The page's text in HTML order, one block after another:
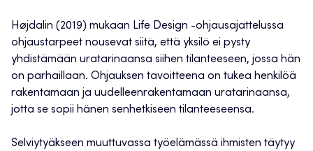
Højdalin (2019) mukaan Life Design -ohjausajattelussa
ohjaustarpeet nousevat siitä, että yksilö ei pysty
yhdistämään uratarinaansa siihen tilanteeseen, jossa hän
on parhaillaan. Ohjauksen tavoitteena on tukea henkilöä
rakentamaan ja uudelleenrakentamaan uratarinaansa,
jotta se sopii hänen senhetkiseen tilanteeseensa.
Selviytyäkseen muuttuvassa työelämässä ihmisten täytyy